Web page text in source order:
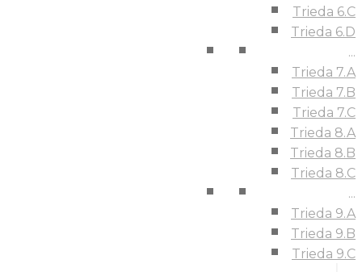
Trieda 6.C
Trieda 6.D
...
Trieda 7.A
Trieda 7.B
Trieda 7.C
Trieda 8.A
Trieda 8.B
Trieda 8.C
...
Trieda 9.A
Trieda 9.B
Trieda 9.C